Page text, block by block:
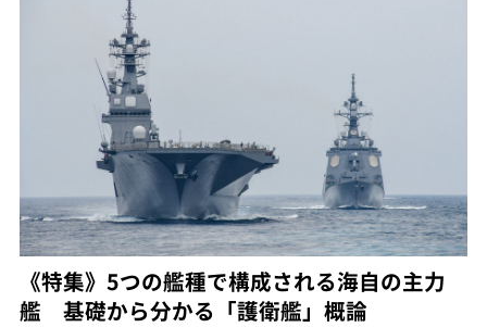
《特集》5つの艦種で構成される海自の主力
艦 基礎から分かる「護衛艦」概論